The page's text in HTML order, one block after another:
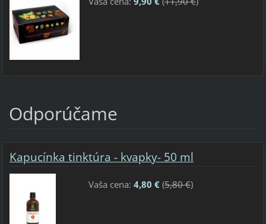
Odporúčame
Kapucínka tinktúra - kvapky- 50 ml
Vaša cena: 4,80 €(5,80 €)